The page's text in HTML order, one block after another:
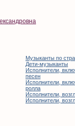
Музыканты по
Дети-музыканты
Исполнители,
песен
Исполнители,
ролла
Исполнители,
Исполнители,